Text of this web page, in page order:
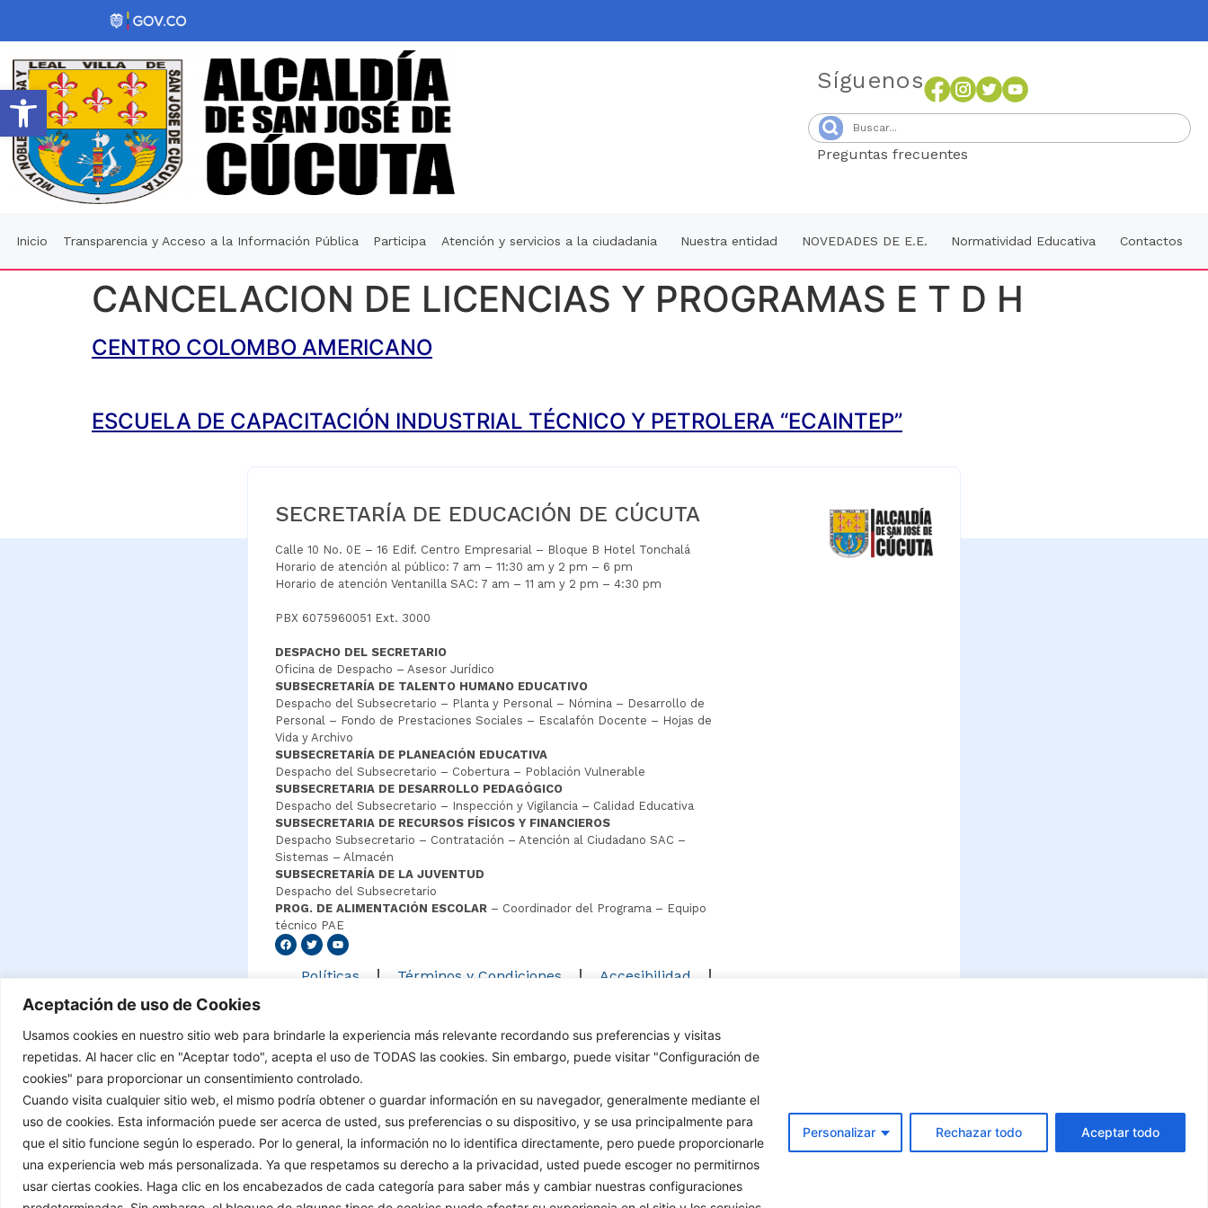
Abrir barra de herramientas
Aceptación de uso de Cookies
Usamos cookies en nuestro sitio web para brindarle la experiencia más relevante recordando sus preferencias y visitas
repetidas. Al hacer clic en "Aceptar todo", acepta el uso de TODAS las cookies. Sin embargo, puede visitar "Configuración de
cookies" para proporcionar un consentimiento controlado.
Cuando visita cualquier sitio web, el mismo podría obtener o guardar información en su navegador, generalmente mediante el
uso de cookies. Esta información puede ser acerca de usted, sus preferencias o su dispositivo, y se usa principalmente para
que el sitio funcione según lo esperado. Por lo general, la información no lo identifica directamente, pero puede proporcionarle
una experiencia web más personalizada. Ya que respetamos su derecho a la privacidad, usted puede escoger no permitirnos
usar ciertas cookies. Haga clic en los encabezados de cada categoría para saber más y cambiar nuestras configuraciones
Personalizar Rechazar todo Aceptar todo
Síguenos
Preguntas frecuentes
Inicio Transparencia y Acceso a la Información Pública Participa Atención y servicios a la ciudadania Nuestra entidad NOVEDADES DE E.E. Normatividad Educativa Contactos
CANCELACION DE LICENCIAS Y PROGRAMAS E T D H
CENTRO COLOMBO AMERICANO
ESCUELA DE CAPACITACIÓN INDUSTRIAL TÉCNICO Y PETROLERA “ECAINTEP”
SECRETARÍA DE EDUCACIÓN DE CÚCUTA
Calle 10 No. 0E – 16 Edif. Centro Empresarial – Bloque B Hotel Tonchalá
Horario de atención al público: 7 am – 11:30 am y 2 pm – 6 pm
Horario de atención Ventanilla SAC: 7 am – 11 am y 2 pm – 4:30 pm
PBX 6075960051 Ext. 3000
DESPACHO DEL SECRETARIO
Oficina de Despacho – Asesor Jurídico
SUBSECRETARÍA DE TALENTO HUMANO EDUCATIVO
Despacho del Subsecretario – Planta y Personal – Nómina – Desarrollo de
Personal – Fondo de Prestaciones Sociales – Escalafón Docente – Hojas de
Vida y Archivo
SUBSECRETARÍA DE PLANEACIÓN EDUCATIVA
Despacho del Subsecretario – Cobertura – Población Vulnerable
SUBSECRETARIA DE DESARROLLO PEDAGÓGICO
Despacho del Subsecretario – Inspección y Vigilancia – Calidad Educativa
SUBSECRETARIA DE RECURSOS FÍSICOS Y FINANCIEROS
Despacho Subsecretario – Contratación – Atención al Ciudadano SAC –
Sistemas – Almacén
SUBSECRETARÍA DE LA JUVENTUD
Despacho del Subsecretario
PROG. DE ALIMENTACIÓN ESCOLAR– Coordinador del Programa – Equipo
técnico PAE
Políticas Términos y Condiciones Accesibilidad
©Copyright 2021 – Todos los derechos reservados Alcaldía de Cúcuta